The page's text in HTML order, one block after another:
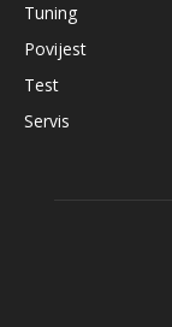
Tuning
Povijest
Test
Servis